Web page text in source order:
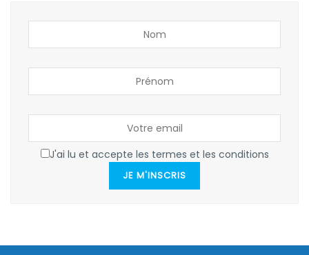
J'ai lu et accepte les termes et les conditions
JE M'INSCRIS